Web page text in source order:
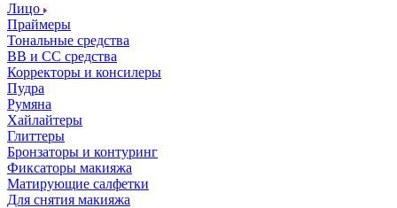
Лицо
Праймеры
Тональные средства
ВВ и СС средства
Корректоры и консилеры
Пудра
Румяна
Хайлайтеры
Глиттеры
Бронзаторы и контуринг
Фиксаторы макияжа
Матирующие салфетки
Для снятия макияжа